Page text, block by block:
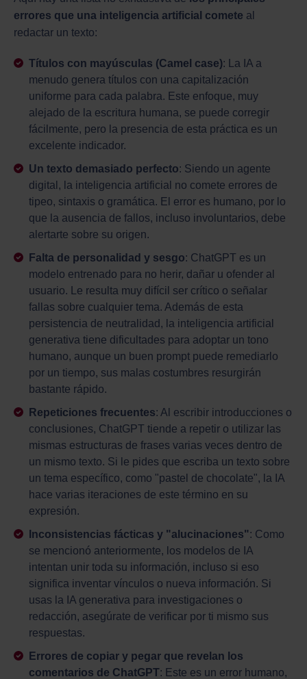
errores que una inteligencia artificial comete al
redactar un texto:
Títulos con mayúsculas (Camel case): La IA a
menudo genera títulos con una capitalización
uniforme para cada palabra. Este enfoque, muy
alejado de la escritura humana, se puede corregir
fácilmente, pero la presencia de esta práctica es un
excelente indicador.
Un texto demasiado perfecto: Siendo un agente
digital, la inteligencia artificial no comete errores de
tipeo, sintaxis o gramática. El error es humano, por lo
que la ausencia de fallos, incluso involuntarios, debe
alertarte sobre su origen.
Falta de personalidad y sesgo: ChatGPT es un
modelo entrenado para no herir, dañar u ofender al
usuario. Le resulta muy difícil ser crítico o señalar
fallas sobre cualquier tema. Además de esta
persistencia de neutralidad, la inteligencia artificial
generativa tiene dificultades para adoptar un tono
humano, aunque un buen prompt puede remediarlo
por un tiempo, sus malas costumbres resurgirán
bastante rápido.
Repeticiones frecuentes: Al escribir introducciones o
conclusiones, ChatGPT tiende a repetir o utilizar las
mismas estructuras de frases varias veces dentro de
un mismo texto. Si le pides que escriba un texto sobre
un tema específico, como "pastel de chocolate", la IA
hace varias iteraciones de este término en su
expresión.
Inconsistencias fácticas y "alucinaciones": Como
se mencionó anteriormente, los modelos de IA
intentan unir toda su información, incluso si eso
significa inventar vínculos o nueva información. Si
usas la IA generativa para investigaciones o
redacción, asegúrate de verificar por ti mismo sus
respuestas.
Errores de copiar y pegar que revelan los
comentarios de ChatGPT: Este es un error humano,